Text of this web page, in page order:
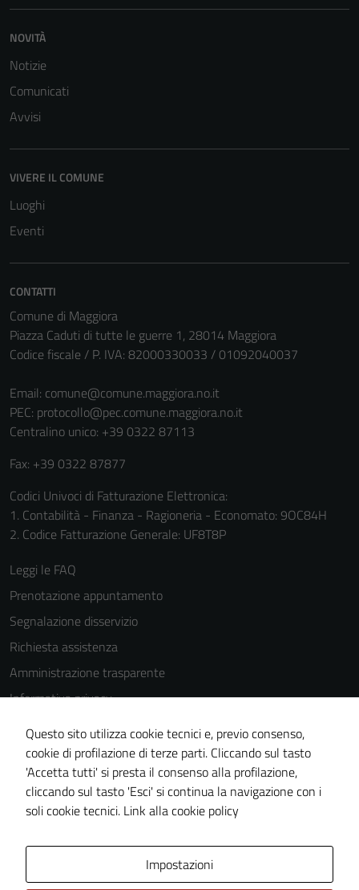
NOVITÀ
Notizie
Comunicati
Avvisi
VIVERE IL COMUNE
Luoghi
Eventi
CONTATTI
Comune di Maggiora
Piazza Caduti di tutte le guerre 1, 28014 Maggiora
Codice fiscale / P. IVA: 82000330033 / 01092040037
Email: comune@comune.maggiora.no.it
PEC: protocollo@pec.comune.maggiora.no.it
Centralino unico: +39 0322 87113
Fax: +39 0322 87877
Codici Univoci di Fatturazione Elettronica:
1. Contabilità - Finanza - Ragioneria - Economato: 9OC84H
2. Codice Fatturazione Generale: UF8T8P
Leggi le FAQ
Prenotazione appuntamento
Segnalazione disservizio
Richiesta assistenza
Amministrazione trasparente
Informativa privacy
Cookie Policy
Note legali
Dichiarazione di accessibilità
Piano di miglioramento del sito
Questo sito utilizza cookie tecnici e, previo consenso,
cookie di profilazione di terze parti. Cliccando sul tasto
'Accetta tutti' si presta il consenso alla profilazione,
cliccando sul tasto 'Esci' si continua la navigazione con i
soli cookie tecnici. Link alla cookie policy
Impostazioni